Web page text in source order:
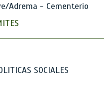
Adrema - Cementerio
SOCIALES